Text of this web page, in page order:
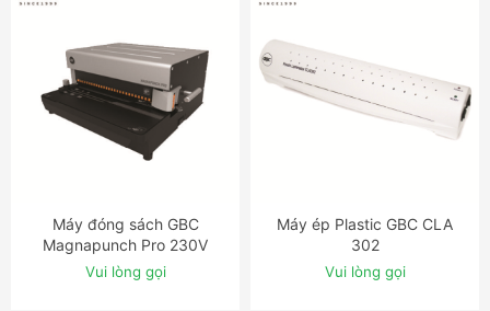
ĐẶT NGAY
Máy đóng sách GBC
Magnapunch Pro 230V
UK/EU
Vui lòng gọi
ĐẶT NGAY
Máy ép Plastic GBC CLA
302
Vui lòng gọi